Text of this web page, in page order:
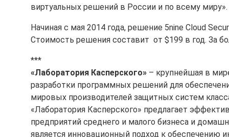
виртуальных решений в России и по всему миру».
Начиная с мая 2014 года, решение 5nine Cloud
Стоимость решения составит от $199 в год. За
***
«Лаборатория Касперского» – крупнейшая в
разработки программных решений для
мировых производителей защитных систем
«Лаборатория Касперского» предлагает
предприятий среднего и малого бизнеса и
является инновационный подход к обеспечению